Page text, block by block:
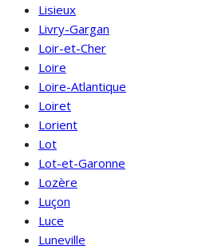
Lisieux
Livry-Gargan
Loir-et-Cher
Loire
Loire-Atlantique
Loiret
Lorient
Lot
Lot-et-Garonne
Lozère
Luçon
Luce
Luneville